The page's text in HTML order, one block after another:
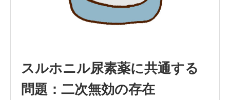
スルホニル尿素薬に共通する
問題：二次無効の存在